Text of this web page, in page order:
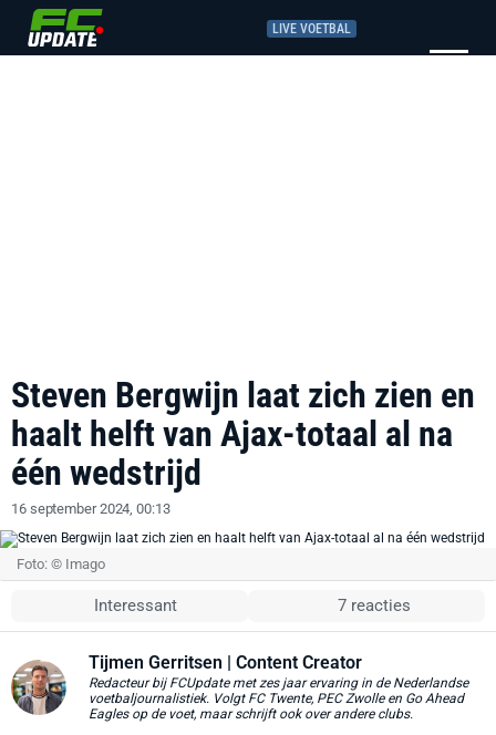
LIVE VOETBAL
Steven Bergwijn laat zich zien en
haalt helft van Ajax-totaal al na
één wedstrijd
16 september 2024, 00:13
Foto: © Imago
Interessant 7 reacties
Tijmen Gerritsen | Content Creator
Redacteur bij FCUpdate met zes jaar ervaring in de Nederlandse
voetbaljournalistiek. Volgt FC Twente, PEC Zwolle en Go Ahead
Eagles op de voet, maar schrijft ook over andere clubs.